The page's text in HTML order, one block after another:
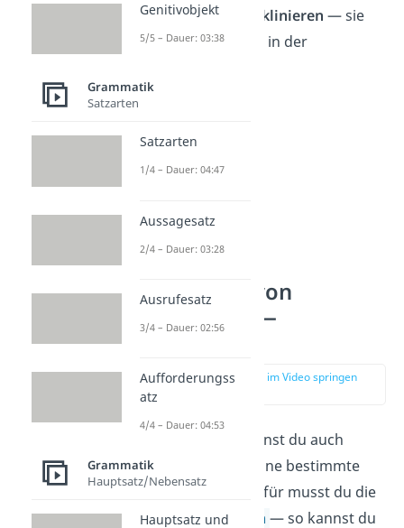
musst dunicht deklinieren — sie
stehen also immer in der
Vergleiche von
Adjektiven —
Steigerung
zur Stelle im Video springen
Mit Adjektiven kannst du auch
sagen,
eine bestimmte
Eigenschaft ist. Dafür musst du die
Adjektive steigern — so kannst du
Genitivobjekt
5/5 – Dauer: 03:38
Grammatik
Satzarten
Satzarten
1/4 – Dauer: 04:47
Aussagesatz
2/4 – Dauer: 03:28
Ausrufesatz
3/4 – Dauer: 02:56
Aufforderungss
atz
4/4 – Dauer: 04:53
Grammatik
Hauptsatz/Nebensatz
Hauptsatz und